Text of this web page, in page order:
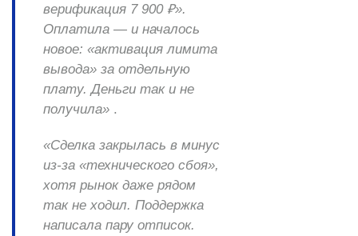
верификация 7 900 ₽».
Оплатила — и началось
новое: «активация лимита
вывода» за отдельную
плату. Деньги так и не
получила» .
«Сделка закрылась в минус
из-за «технического сбоя»,
хотя рынок даже рядом
так не ходил. Поддержка
написала пару отписок.